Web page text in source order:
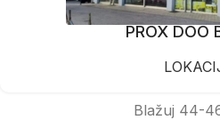
PROX DOO
Blažuj 44-